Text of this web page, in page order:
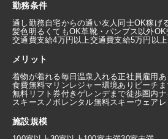
勤務条件
通し勤務自宅からの通い友人同士OK稼げ
髪色明るくてもOK革靴・パンプス以外OK
交通費支給4万円以上交通費支給5万円以上
メリット
着物が着れる毎日温泉入れる正社員雇用
食費無料マリンレジャー環境あり ビーチ
無料リフト券付きゲレンデまで徒歩圏内ナ
スキースノボレンタル無料スキーウェア
施設規模